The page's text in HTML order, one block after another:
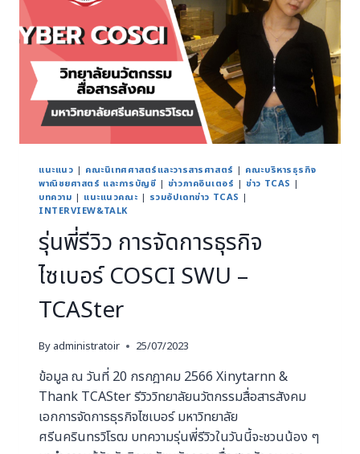
แนะแนว | คณะนิเทศศาสตร์และวารสารศาสตร์ | คณะบริหารธุรกิจ
พาณิชยศาสตร์ และการบัญชี | ข่าวภาคอินเตอร์ |ข่าว TCAS |
บทความ | แนะแนวคณะ | รวมอัปเดทข่าว TCAS |
INTERVIEW&TALK
รุ่นพี่รีวิว การจัดการธุรกิจ
ไซเบอร์ COSCI SWU –
TCASter
By administratoir 25/07/2023
ข้อมูล ณ วันที่ 20 กรกฎาคม 2566 Xinytarnn &
Thank TCASter รีวิววิทยาลัยนวัตกรรมสื่อสารสังคม
เอกการจัดการธุรกิจไซเบอร์ มหาวิทยาลัย
ศรีนครินทรวิโรฒ บทความรุ่นพี่รีวิวในวันนี้จะชวนน้อง ๆ